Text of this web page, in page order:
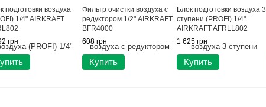
подготовки воздуха
1/4" AIRKRAFT
грн
Фильтр очистки воздуха с
редуктором 1/2" AIRKRAFT
BFR4000
608 грн
Купить
Блок подготовки воздуха 3
ступени (PROFI) 1/4"
AIRKRAFT AFRLL802
1 625 грн
Купить